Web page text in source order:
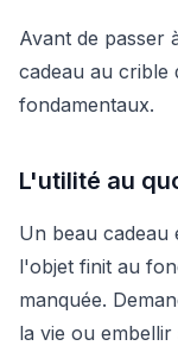
Avant de passer
cadeau au crible
fondamentaux.
L'utilité au
Un beau cadeau
l'objet finit au
manquée.
la vie ou